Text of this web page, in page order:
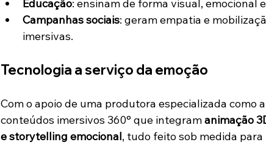
Educação: ensinam de forma visual, emocional
Campanhas sociais: geram empatia e
imersivas.
Tecnologia a serviço da emoção
Com o apoio de uma produtora especializada como a
conteúdos imersivos 360° que integram animação
e storytelling emocional, tudo feito sob medida